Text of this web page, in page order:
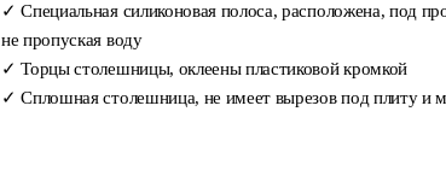
✓ Специальная силиконовая полоса, расположена, под
не пропуская воду
✓ Торцы столешницы, оклеены пластиковой кромкой
✓ Сплошная столешница, не имеет вырезов под плиту и